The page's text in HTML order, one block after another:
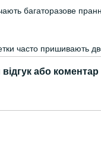
багаторазове
часто пришивають
або коментар